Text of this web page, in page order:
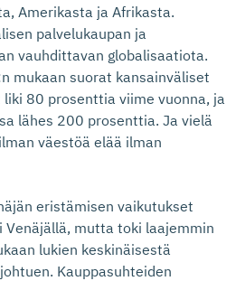
Amerikasta ja Afrikasta.
palvelukaupan ja
vauhdittavan globalisaatiota.
mukaan suorat kansainväliset
80 prosenttia viime vuonna, ja
lähes 200 prosenttia. Ja vielä
väestöä elää ilman
eristämisen vaikutukset
mutta toki laajemmin
lukien keskinäisestä
Kauppasuhteiden